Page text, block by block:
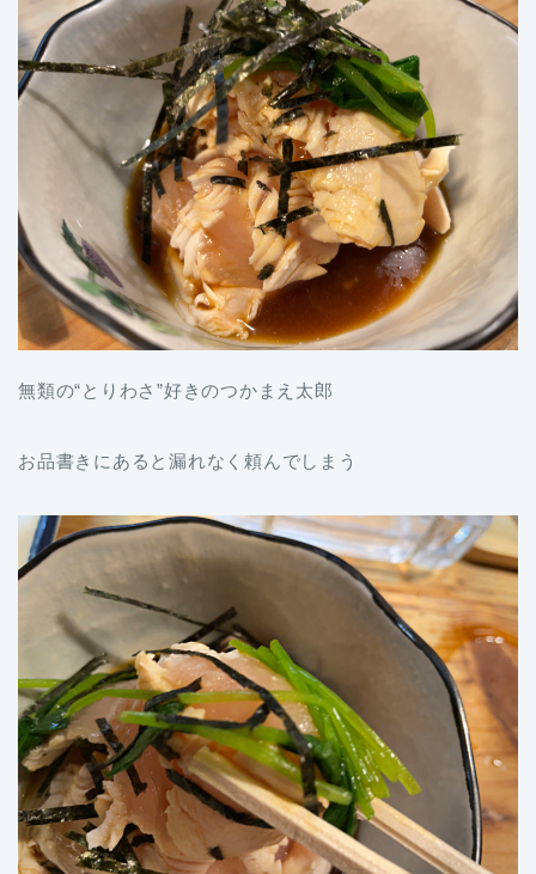
無類の“とりわさ”好きのつかまえ太郎
お品書きにあると漏れなく頼んでしまう